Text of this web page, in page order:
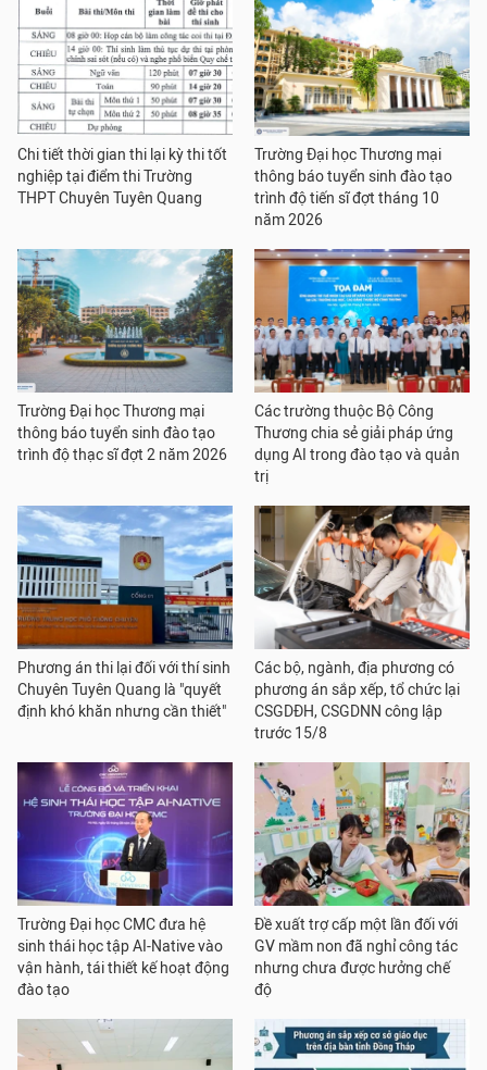
Chi tiết thời gian thi lại kỳ thi tốt
nghiệp tại điểm thi Trường
THPT Chuyên Tuyên Quang
Trường Đại học Thương mại
thông báo tuyển sinh đào tạo
trình độ tiến sĩ đợt tháng 10
năm 2026
Trường Đại học Thương mại
thông báo tuyển sinh đào tạo
trình độ thạc sĩ đợt 2 năm 2026
Các trường thuộc Bộ Công
Thương chia sẻ giải pháp ứng
dụng AI trong đào tạo và quản
trị
Phương án thi lại đối với thí sinh
Chuyên Tuyên Quang là "quyết
định khó khăn nhưng cần thiết"
Các bộ, ngành, địa phương có
phương án sắp xếp, tổ chức lại
CSGDĐH, CSGDNN công lập
trước 15/8
Trường Đại học CMC đưa hệ
sinh thái học tập AI-Native vào
vận hành, tái thiết kế hoạt động
đào tạo
Đề xuất trợ cấp một lần đối với
GV mầm non đã nghỉ công tác
nhưng chưa được hưởng chế
độ